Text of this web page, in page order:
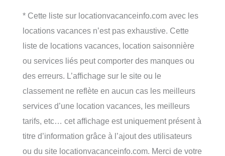
* Cette liste sur locationvacanceinfo.com avec les
locations vacances n’est pas exhaustive. Cette
liste de locations vacances, location saisonnière
ou services liés peut comporter des manques ou
des erreurs. L’affichage sur le site ou le
classement ne reflète en aucun cas les meilleurs
services d’une location vacances, les meilleurs
tarifs, etc… cet affichage est uniquement présent à
titre d’information grâce à l’ajout des utilisateurs
ou du site locationvacanceinfo.com. Merci de votre